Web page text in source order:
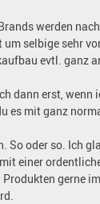
werden
um selbige sehr
evtl. ganz
dann erst, wenn
es mit ganz
So oder so. Ich
einer
gerne